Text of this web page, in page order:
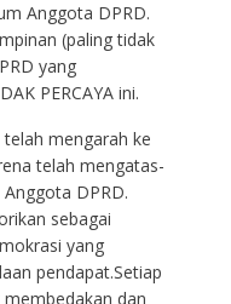
Anggota DPRD.
(paling tidak
yang
PERCAYA ini.
mengarah ke
telah mengatas-
DPRD.
sebagai
yang
pendapat.Setiap
dan